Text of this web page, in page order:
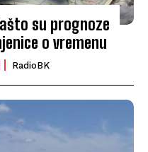
su prognoze
o vremenu
RadioBK